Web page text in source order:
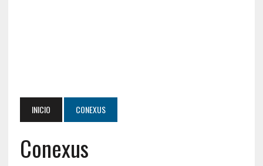
INICIO CONEXUS
Conexus